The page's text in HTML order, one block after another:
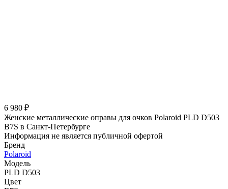
6 980 ₽
Женские металлические оправы для очков Polaroid PLD D503
B7S в Санкт-Петербурге
Информация не является публичной офертой
Бренд
Polaroid
Модель
PLD D503
Цвет